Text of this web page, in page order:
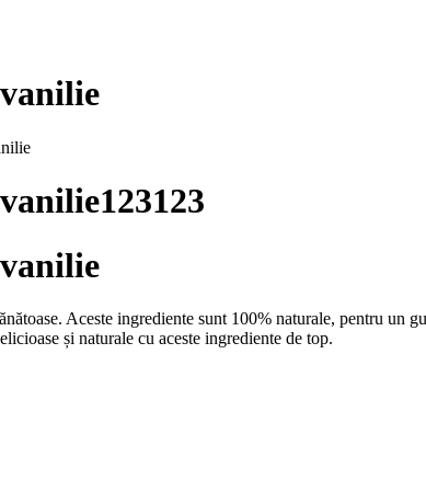
Aceste ingrediente sunt 100% naturale, pentru un
și naturale cu aceste ingrediente de top.